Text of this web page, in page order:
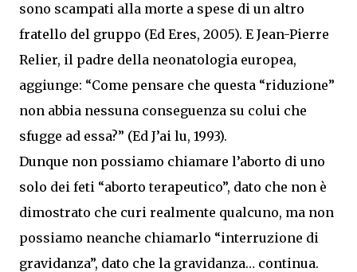
sono scampati alla morte a spese di un altro
fratello del gruppo (Ed Eres, 2005). E Jean-Pierre
Relier, il padre della neonatologia europea,
aggiunge: “Come pensare che questa “riduzione”
non abbia nessuna conseguenza su colui che
sfugge ad essa?” (Ed J’ai lu, 1993).
Dunque non possiamo chiamare l’aborto di uno
solo dei feti “aborto terapeutico”, dato che non è
dimostrato che curi realmente qualcuno, ma non
possiamo neanche chiamarlo “interruzione di
gravidanza”, dato che la gravidanza… continua.